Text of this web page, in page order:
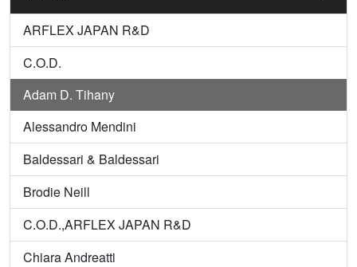
ARFLEX JAPAN R&D
C.O.D.
Adam D. Tihany
Alessandro Mendini
Baldessari & Baldessari
Brodie Neill
C.O.D.,ARFLEX JAPAN R&D
Chiara Andreatti